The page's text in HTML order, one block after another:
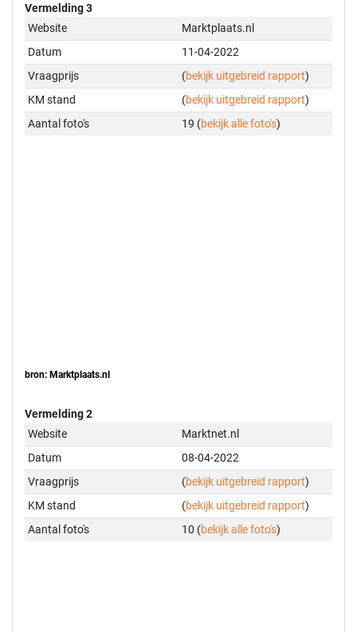
Vermelding 3
Website
Marktplaats.nl
Datum
11-04-2022
Vraagprijs
(bekijk uitgebreid rapport)
KM stand
(bekijk uitgebreid rapport)
Aantal foto's
19 (bekijk alle foto's)
bron: Marktplaats.nl
Vermelding 2
Website
Marktnet.nl
Datum
08-04-2022
Vraagprijs
(bekijk uitgebreid rapport)
KM stand
(bekijk uitgebreid rapport)
Aantal foto's
10 (bekijk alle foto's)